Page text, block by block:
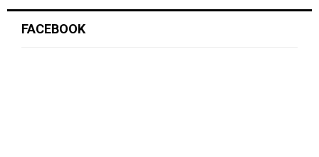
FACEBOOK